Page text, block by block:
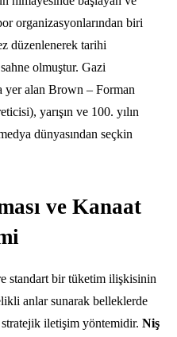
organizasyonlarından biri
düzenlenerek tarihi
olmuştur. Gazi
yer alan Brown – Forman
yarışın ve 100. yılın
dünyasından seçkin
ve Kanaat
standart bir tüketim ilişkisinin
anlar sunarak belleklerde
stratejik iletişim yöntemidir. Niş